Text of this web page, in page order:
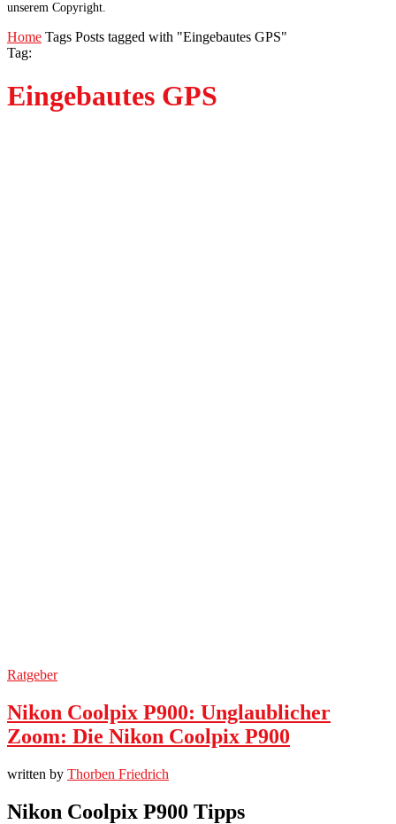
unserem Copyright.
Home Tags Posts tagged with "Eingebautes GPS"
Tag:
Eingebautes GPS
Ratgeber
Nikon Coolpix P900: Unglaublicher
Zoom: Die Nikon Coolpix P900
written by Thorben Friedrich
Nikon Coolpix P900 Tipps